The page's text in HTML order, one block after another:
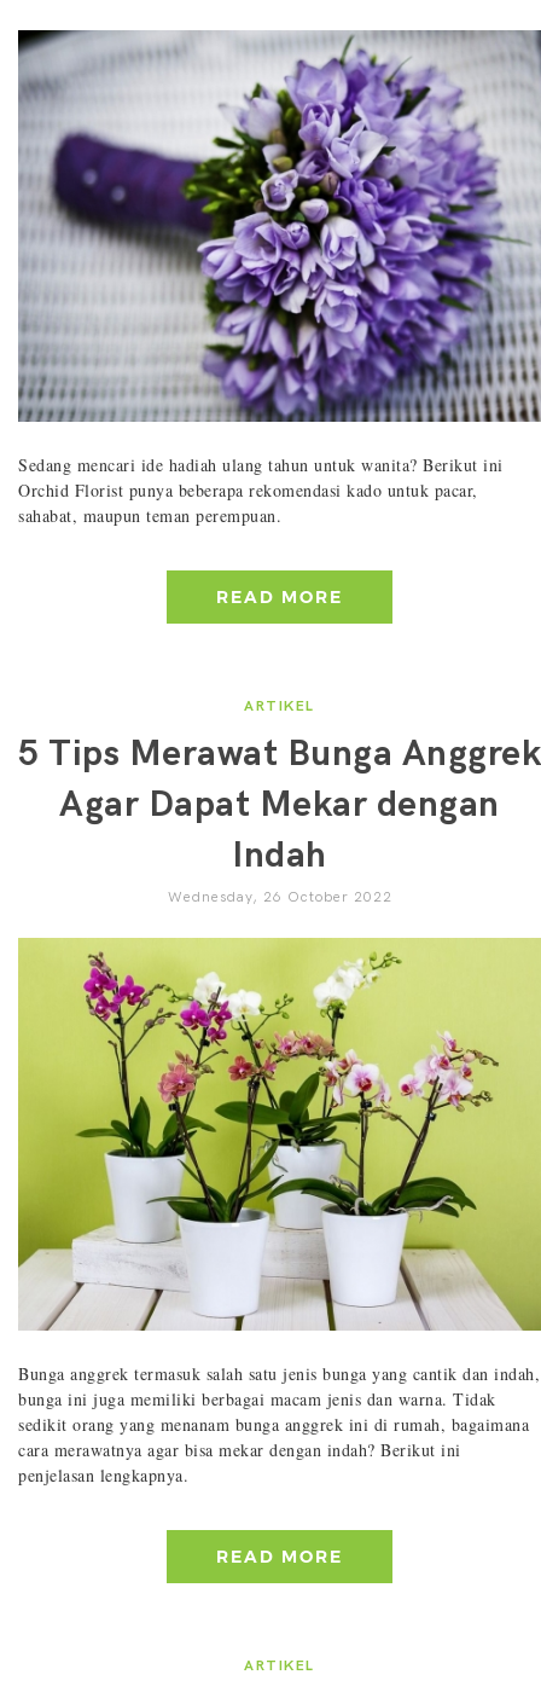
Sedang mencari ide hadiah ulang tahun untuk wanita? Berikut ini
Orchid Florist punya beberapa rekomendasi kado untuk pacar,
sahabat, maupun teman perempuan.
READ MORE
ARTIKEL
5 Tips Merawat Bunga Anggrek
Agar Dapat Mekar dengan
Indah
Wednesday, 26 October 2022
Bunga anggrek termasuk salah satu jenis bunga yang cantik dan indah,
bunga ini juga memiliki berbagai macam jenis dan warna. Tidak
sedikit orang yang menanam bunga anggrek ini di rumah, bagaimana
cara merawatnya agar bisa mekar dengan indah? Berikut ini
penjelasan lengkapnya.
READ MORE
ARTIKEL